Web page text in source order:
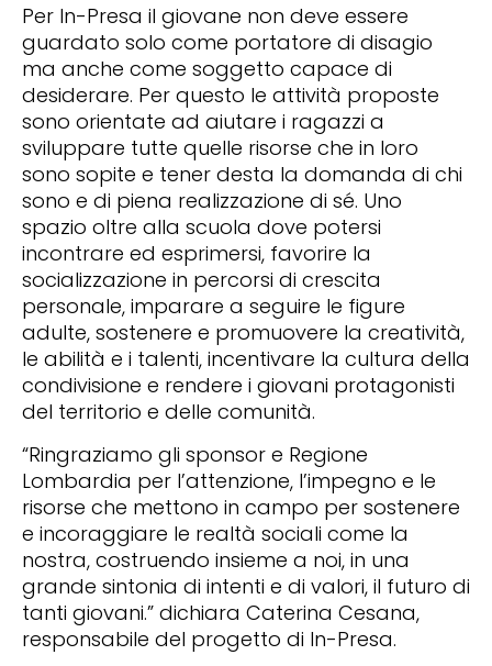
Per In-Presa il giovane non deve essere
guardato solo come portatore di disagio
ma anche come soggetto capace di
desiderare. Per questo le attività proposte
sono orientate ad aiutare i ragazzi a
sviluppare tutte quelle risorse che in loro
sono sopite e tener desta la domanda di chi
sono e di piena realizzazione di sé. Uno
spazio oltre alla scuola dove potersi
incontrare ed esprimersi, favorire la
socializzazione in percorsi di crescita
personale, imparare a seguire le figure
adulte, sostenere e promuovere la creatività,
le abilità e i talenti, incentivare la cultura della
condivisione e rendere i giovani protagonisti
del territorio e delle comunità.
“Ringraziamo gli sponsor e Regione
Lombardia per l’attenzione, l’impegno e le
risorse che mettono in campo per sostenere
e incoraggiare le realtà sociali come la
nostra, costruendo insieme a noi, in una
grande sintonia di intenti e di valori, il futuro di
tanti giovani.” dichiara Caterina Cesana,
responsabile del progetto di In-Presa.